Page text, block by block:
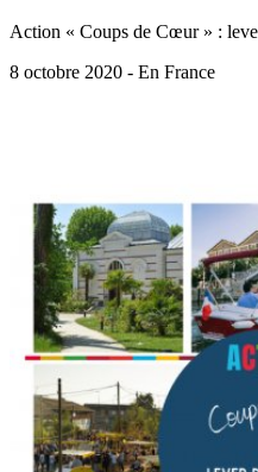
Action « Coups de Cœur » :
8 octobre 2020 - En France